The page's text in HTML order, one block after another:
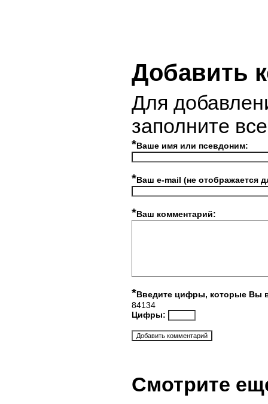
Добавить
Для
заполните
*Ваше имя или псевдоним:
*Ваш e-mail (не отображается
*Ваш комментарий:
*Введите цифры, которые Вы
84134
Цифры:
Смотрите